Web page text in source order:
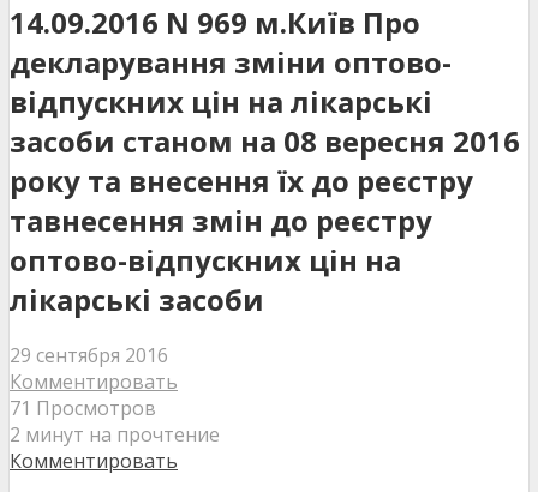
14.09.2016 N 969 м.Київ Про
декларування зміни оптово-
відпускних цін на лікарські
засоби станом на 08 вересня 2016
року та внесення їх до реєстру
тавнесення змін до реєстру
оптово-відпускних цін на
лікарські засоби
29 сентября 2016
Комментировать
71 Просмотров
2 минут на прочтение
Комментировать